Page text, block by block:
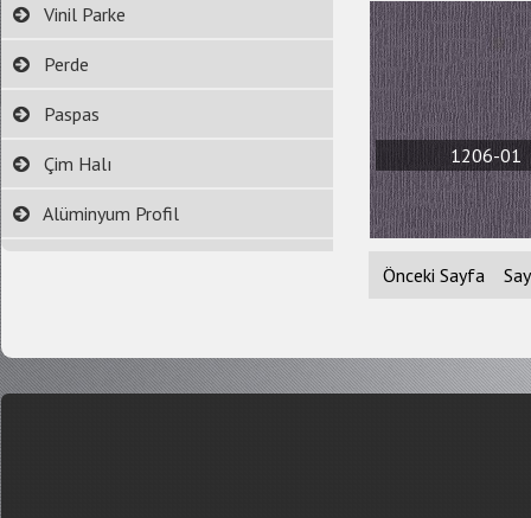
Vinil Parke
Perde
Paspas
Çim Halı
Alüminyum Profil
1206-01
Önceki Sayfa